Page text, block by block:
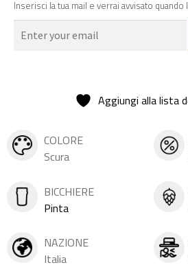
COLORE
Scura
BICCHIERE
Pinta
NAZIONE
Italia
Inserisci la tua mail e verrai avvisato
Aggiungi alla lista